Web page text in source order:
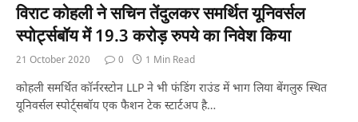
विराट कोहली ने सचिन तेंदुलकर समर्थित यूनिवर्सल
स्पोर्ट्सबॉय में 19.3 करोड़ रुपये का निवेश किया
21 October 2020 0 1 Min Read
कोहली समर्थित कॉर्नरस्टोन LLP ने भी फंडिंग राउंड में भाग लिया बेंगलुरु स्थित
यूनिवर्सल स्पोर्ट्सबॉय एक फैशन टेक स्टार्टअप है…